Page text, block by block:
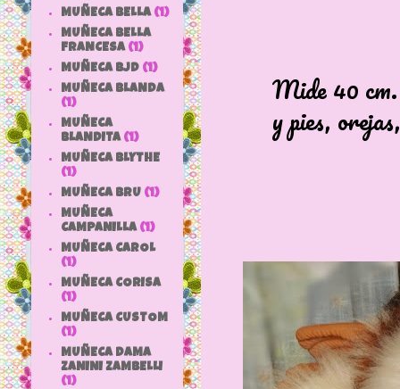
Mide 40 cm.
y pies, orejas,
MUÑECA BELLA (1)
MUÑECA BELLA
FRANCESA (1)
MUÑECA BJD (1)
MUÑECA BLANDA
(1)
MUÑECA
BLANDITA (1)
MUÑECA BLYTHE
(1)
MUÑECA BRU (1)
MUÑECA
CAMPANILLA (1)
MUÑECA CAROL
(1)
MUÑECA CORISA
(1)
MUÑECA CUSTOM
(1)
MUÑECA DAMA
ZANINI ZAMBELLI
(1)